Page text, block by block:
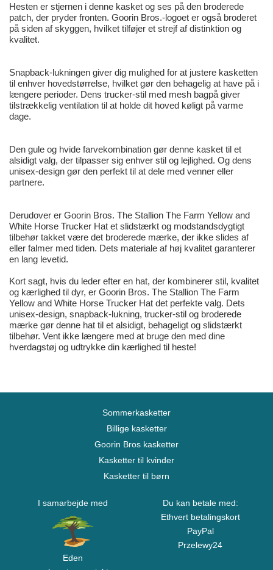
Hesten er stjernen i denne kasket og ses på den broderede
patch, der pryder fronten. Goorin Bros.-logoet er også broderet
på siden af skyggen, hvilket tilføjer et strejf af distinktion og
kvalitet.
Snapback-lukningen giver dig mulighed for at justere kasketten
til enhver hovedstørrelse, hvilket gør den behagelig at have på i
længere perioder. Dens trucker-stil med mesh bagpå giver
tilstrækkelig ventilation til at holde dit hoved køligt på varme
dage.
Den gule og hvide farvekombination gør denne kasket til et
alsidigt valg, der tilpasser sig enhver stil og lejlighed. Og dens
unisex-design gør den perfekt til at dele med venner eller
partnere.
Derudover er Goorin Bros. The Stallion The Farm Yellow and
White Horse Trucker Hat et slidstærkt og modstandsdygtigt
tilbehør takket være det broderede mærke, der ikke slides af
eller falmer med tiden. Dets materiale af høj kvalitet garanterer
en lang levetid.
Kort sagt, hvis du leder efter en hat, der kombinerer stil, kvalitet
og kærlighed til dyr, er Goorin Bros. The Stallion The Farm
Yellow and White Horse Trucker Hat det perfekte valg. Dets
unisex-design, snapback-lukning, trucker-stil og broderede
mærke gør denne hat til et alsidigt, behageligt og slidstærkt
tilbehør. Vent ikke længere med at bruge den med dine
hverdagstøj og udtrykke din kærlighed til heste!
Sommerkasketter
Billige kasketter
Goorin Bros kasketter
Kasketter til kvinder
Kasketter til børn
I samarbejde med
Eden
Du kan betale med:
Ethvert betalingskort
PayPal
Przelewy24